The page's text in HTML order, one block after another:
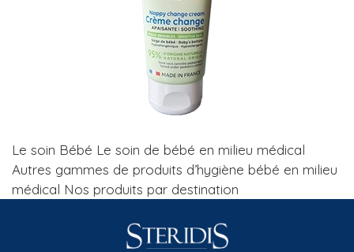
Le soin Bébé Le soin de bébé en milieu médical
Autres gammes de produits d’hygiène bébé en milieu
médical Nos produits par destination